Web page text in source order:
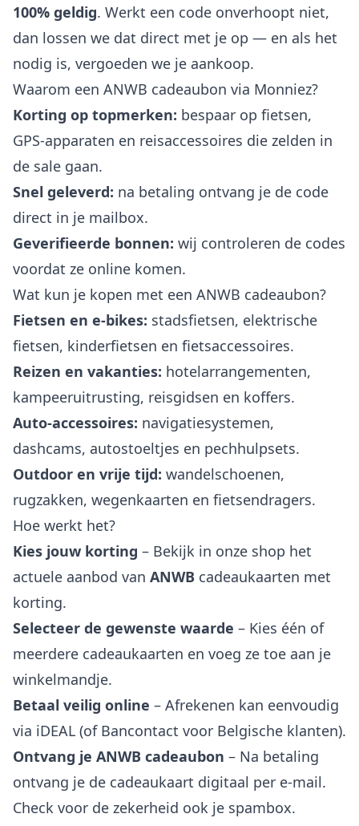
100% geldig. Werkt een code onverhoopt niet,
dan lossen we dat direct met je op — en als het
nodig is, vergoeden we je aankoop.
Waarom een ANWB cadeaubon via Monniez?
Korting op topmerken: bespaar op fietsen,
GPS-apparaten en reisaccessoires die zelden in
de sale gaan.
Snel geleverd: na betaling ontvang je de code
direct in je mailbox.
Geverifieerde bonnen: wij controleren de codes
voordat ze online komen.
Wat kun je kopen met een ANWB cadeaubon?
Fietsen en e-bikes: stadsfietsen, elektrische
fietsen, kinderfietsen en fietsaccessoires.
Reizen en vakanties: hotelarrangementen,
kampeeruitrusting, reisgidsen en koffers.
Auto-accessoires: navigatiesystemen,
dashcams, autostoeltjes en pechhulpsets.
Outdoor en vrije tijd: wandelschoenen,
rugzakken, wegenkaarten en fietsendragers.
Hoe werkt het?
Kies jouw korting – Bekijk in onze shop het
actuele aanbod van ANWB cadeaukaarten met
korting.
Selecteer de gewenste waarde – Kies één of
meerdere cadeaukaarten en voeg ze toe aan je
winkelmandje.
Betaal veilig online – Afrekenen kan eenvoudig
via iDEAL (of Bancontact voor Belgische klanten).
Ontvang je ANWB cadeaubon – Na betaling
ontvang je de cadeaukaart digitaal per e-mail.
Check voor de zekerheid ook je spambox.